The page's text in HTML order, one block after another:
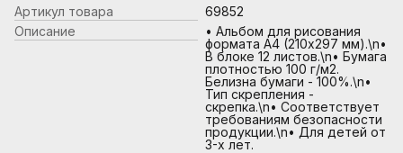
Артикул товара
69852
Описание
• Альбом для рисования
формата А4 (210х297 мм).\n•
В блоке 12 листов.\n• Бумага
плотностью 100 г/м2.
Белизна бумаги - 100%.\n•
Тип скрепления -
скрепка.\n• Соответствует
требованиям безопасности
продукции.\n• Для детей от
3-х лет.